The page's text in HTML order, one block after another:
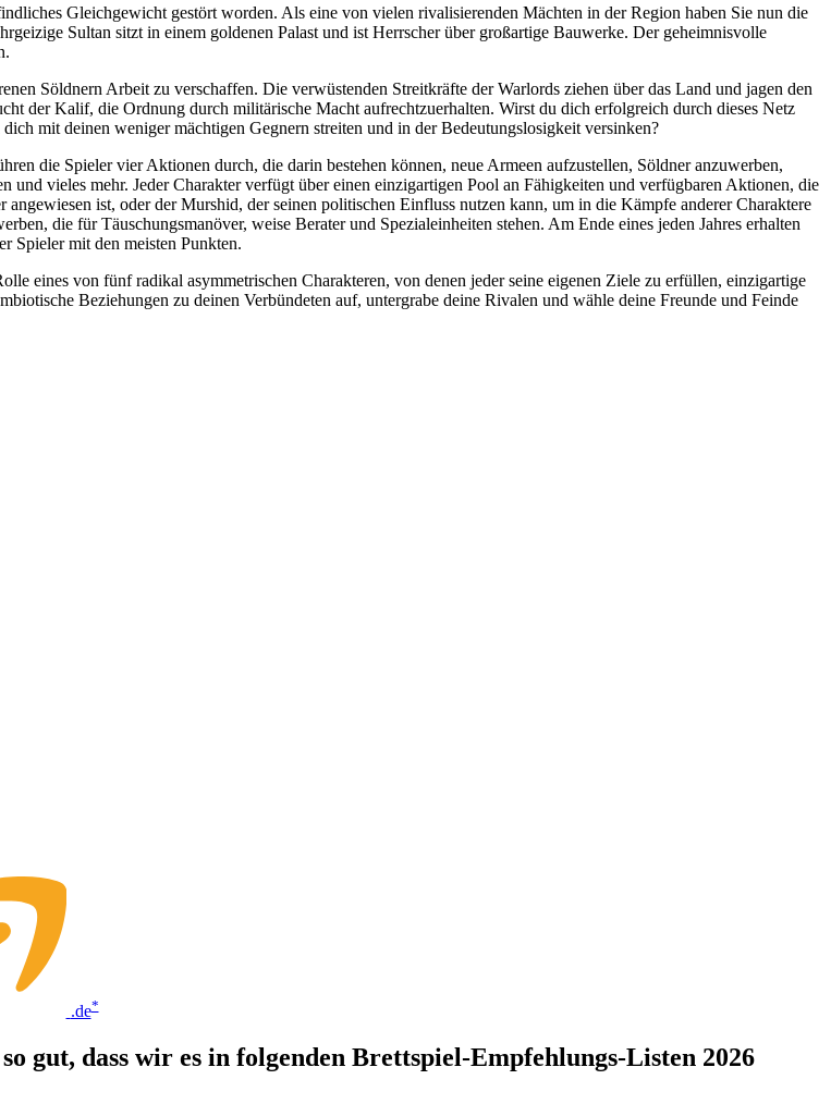
Gleichgewicht gestört worden. Als eine von vielen rivalisierenden Mächten in der Region haben Sie nun die
Sultan sitzt in einem goldenen Palast und ist Herrscher über großartige Bauwerke. Der geheimnisvolle
Söldnern Arbeit zu verschaffen. Die verwüstenden Streitkräfte der Warlords ziehen über das Land und jagen den
der Kalif, die Ordnung durch militärische Macht aufrechtzuerhalten. Wirst du dich erfolgreich durch dieses Netz
mit deinen weniger mächtigen Gegnern streiten und in der Bedeutungslosigkeit versinken?
die Spieler vier Aktionen durch, die darin bestehen können, neue Armeen aufzustellen, Söldner anzuwerben,
vieles mehr. Jeder Charakter verfügt über einen einzigartigen Pool an Fähigkeiten und verfügbaren Aktionen, die
ist, oder der Murshid, der seinen politischen Einfluss nutzen kann, um in die Kämpfe anderer Charaktere
die für Täuschungsmanöver, weise Berater und Spezialeinheiten stehen. Am Ende eines jeden Jahres erhalten
Spieler mit den meisten Punkten.
eines von fünf radikal asymmetrischen Charakteren, von denen jeder seine eigenen Ziele zu erfüllen, einzigartige
Beziehungen zu deinen Verbündeten auf, untergrabe deine Rivalen und wähle deine Freunde und Feinde
.de*
gut, dass wir es in folgenden Brettspiel-Empfehlungs-Listen 2026